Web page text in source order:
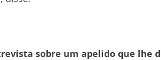
sobre um apelido que lhe